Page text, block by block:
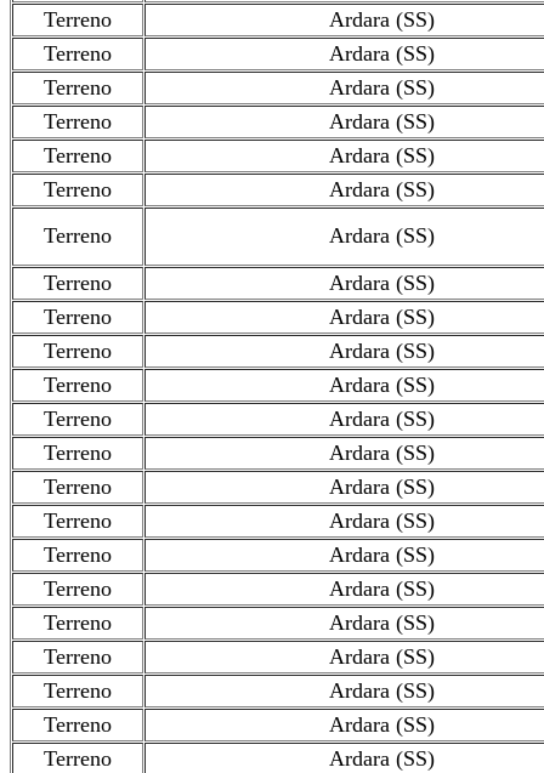
Terreno
Ardara (SS)
Terreno
Ardara (SS)
Terreno
Ardara (SS)
Terreno
Ardara (SS)
Terreno
Ardara (SS)
Terreno
Ardara (SS)
Terreno
Ardara (SS)
Terreno
Ardara (SS)
Terreno
Ardara (SS)
Terreno
Ardara (SS)
Terreno
Ardara (SS)
Terreno
Ardara (SS)
Terreno
Ardara (SS)
Terreno
Ardara (SS)
Terreno
Ardara (SS)
Terreno
Ardara (SS)
Terreno
Ardara (SS)
Terreno
Ardara (SS)
Terreno
Ardara (SS)
Terreno
Ardara (SS)
Terreno
Ardara (SS)
Terreno
Ardara (SS)